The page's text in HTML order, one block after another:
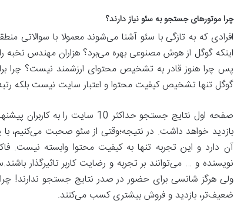
چرا موتورهای جستجو به سئو نیاز دارند؟
افرادی که به تازگی با سئو آشنا می‌شوند معمولا با سوالاتی
اینکه گوگل از هوش مصنوعی بهره می‌برد؟ هزاران مهندس نخبه
پس چرا هنوز قادر به تشخیص محتوای ارزشمند نیست؟ چرا
گوگل تنها تشخیص کیفیت محتوا و اعتبار سایت نیست بلکه
صفحه اول نتایج جستجو حداکثر
بازدید خواهد داشت. در نتیجه؛وقتی از سئو صحبت می‌کنیم،
آن دارد و این تجربه تنها به کیفیت محتوا وابسته نیست.
نویسنده و … می‌توانند بر تجربه و رضایت کاربر تاثیرگذار
ولی هرگز شانسی برای حضور در صدر نتایج جستجو ندارند! چرا
ضعیف‌تر، بازدید و فروش بیشتری کسب می‌کنند.